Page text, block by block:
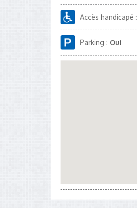
Accès handicapé :
Parking : Oui